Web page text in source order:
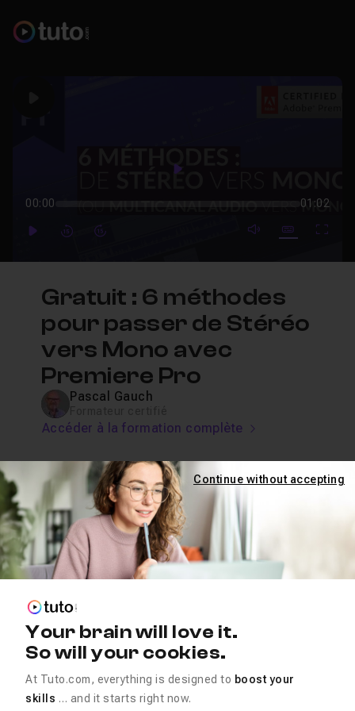
Play
00:00 01:02
PlayForwardForward mute video
Subtitles
Gratuit : 6 méthodes
pour passer de Stéréo
vers Mono avec
Premiere Pro
Pascal Gauch
Accéder à la formation complète